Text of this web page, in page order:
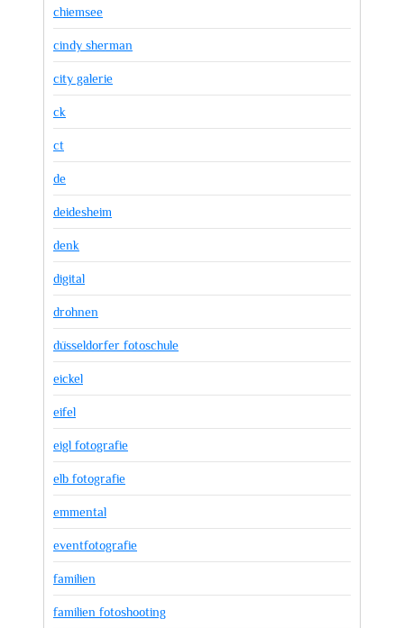
chiemsee
cindy sherman
city galerie
ck
ct
de
deidesheim
denk
digital
drohnen
düsseldorfer fotoschule
eickel
eifel
eigl fotografie
elb fotografie
emmental
eventfotografie
familien
familien fotoshooting